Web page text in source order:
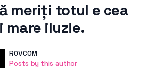
meriți totul e cea
mare iluzie.
User
ROVCOM
Posts by this author
Posts by this author